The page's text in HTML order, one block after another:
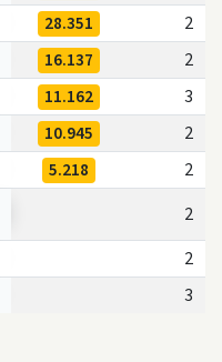
28.351
2
16.137
2
11.162
3
10.945
2
5.218 2
2
2
3